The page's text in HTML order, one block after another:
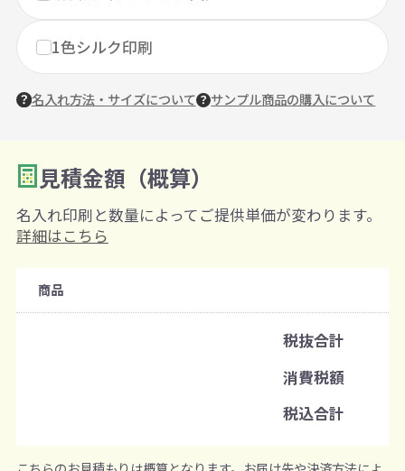
1色シルク印刷
名入れ方法・サイズについて サンプル商品の購入について
2 数量を入力
購入条件
既製品：50枚から
名入れあり：100枚から
※既製品サンプルは各色3個まで
見積金額（概算）
名入れ印刷と数量によってご提供単価が変わります。
詳細はこちら
商品
税抜合計
消費税額
税込合計